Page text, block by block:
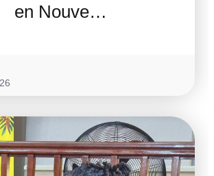
en Nouve…